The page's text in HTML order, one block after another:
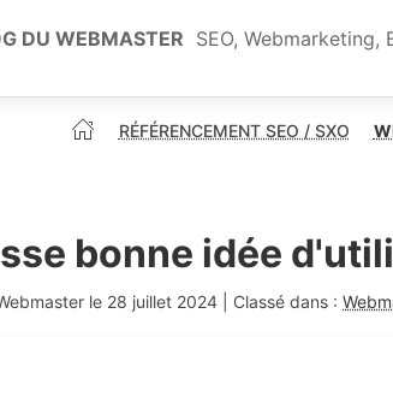
DU WEBMASTER SEO,
RÉFÉRENCEMENT SEO / SXO
bonne idée
le 28 juillet 2024 | Classé dans :